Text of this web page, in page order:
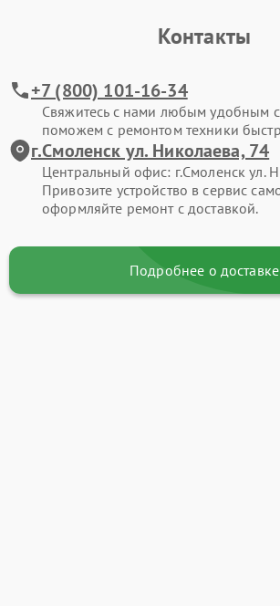
Контакты
+7 (800) 101-16-34
Свяжитесь с нами любым удобным
поможем с ремонтом техники
г.Смоленск ул. Николаева, 74
Центральный офис: г.Смоленск ул.
Привозите устройство в сервис
оформляйте ремонт с доставкой.
Подробнее о доставке